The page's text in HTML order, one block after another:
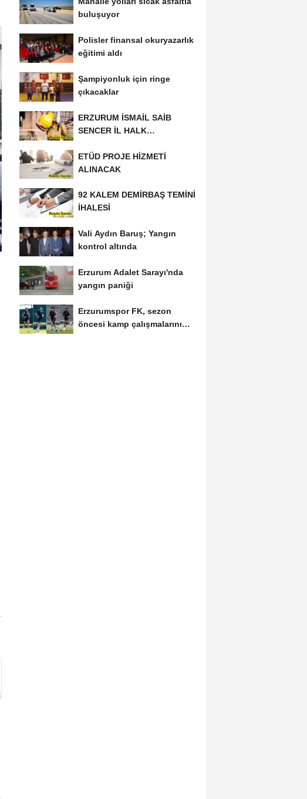
buluşuyor
Polisler finansal okuryazarlık
eğitimi aldı
Şampiyonluk için ringe
çıkacaklar
ERZURUM İSMAİL SAİB
SENCER İL HALK
ONARIM...
ETÜD PROJE HİZMETİ
ALINACAK
92 KALEM DEMİRBAŞ TEMİNİ
İHALESİ
Vali Aydın Baruş; Yangın
kontrol altında
Erzurum Adalet Sarayı'nda
yangın paniği
Erzurumspor FK, sezon
öncesi kamp çalışmalarını